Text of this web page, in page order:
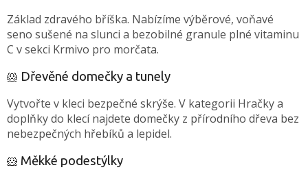
Základ zdravého bříška. Nabízíme výběrové, voňavé
seno sušené na slunci a bezobilné granule plné vitaminu
C v sekci Krmivo pro morčata.
🐹 Dřevěné domečky a tunely
Vytvořte v kleci bezpečné skrýše. V kategorii Hračky a
doplňky do klecí najdete domečky z přírodního dřeva bez
nebezpečných hřebíků a lepidel.
🐹 Měkké podestýlky